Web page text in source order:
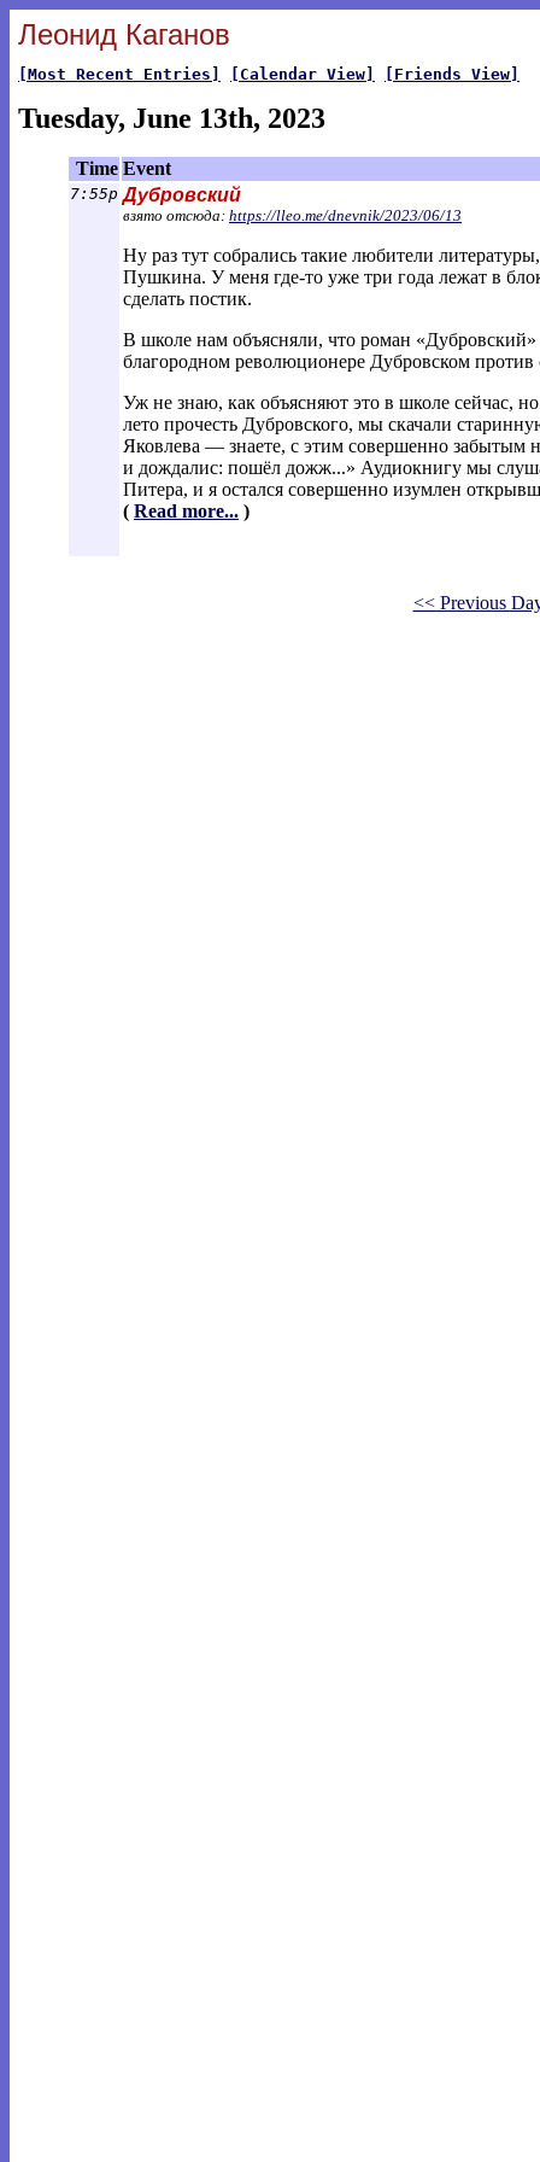
Леонид Каганов
[Most Recent Entries] [Calendar View] [Friends View]
Tuesday, June 13th, 2023
Time Event
7:55p Дубровский
взято отсюда: https://lleo.me/dnevnik/2023/06/13
Ну раз тут собрались такие любители
Пушкина. У меня где-то уже три года лежат в
сделать постик.
В школе нам объясняли, что роман
благородном революционере Дубровском
Уж не знаю, как объясняют это в школе сейчас,
лето прочесть Дубровского, мы скачали
Яковлева — знаете, с этим совершенно забытым
и дождалис: пошёл дожж...» Аудиокнигу мы
Питера, и я остался совершенно изумлен
( Read more... )
<< Previous